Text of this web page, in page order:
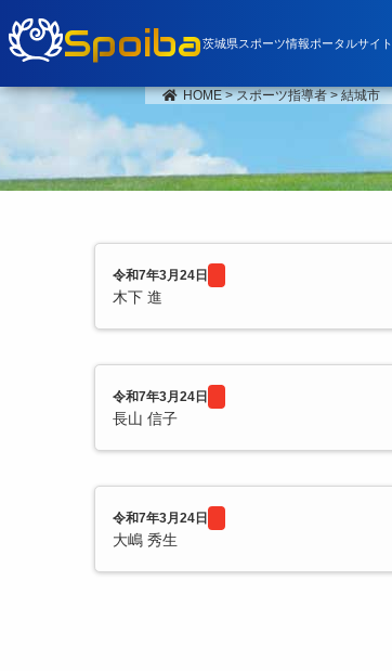
Spoiba茨城県スポーツ情報ポータルサイト
HOME>スポーツ指導者>結城市
令和7年3月24日
木下 進
令和7年3月24日
長山 信子
令和7年3月24日
大嶋 秀生